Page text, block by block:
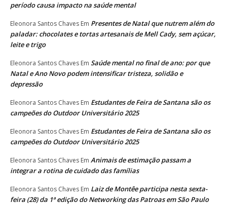
período causa impacto na saúde mental
Eleonora Santos Chaves Em Presentes de Natal que nutrem além do
paladar: chocolates e tortas artesanais de Mell Cady, sem açúcar,
leite e trigo
Eleonora Santos Chaves Em Saúde mental no final de ano: por que
Natal e Ano Novo podem intensificar tristeza, solidão e
depressão
Eleonora Santos Chaves Em Estudantes de Feira de Santana são os
campeões do Outdoor Universitário 2025
Eleonora Santos Chaves Em Estudantes de Feira de Santana são os
campeões do Outdoor Universitário 2025
Eleonora Santos Chaves Em Animais de estimação passam a
integrar a rotina de cuidado das famílias
Eleonora Santos Chaves Em Laiz de Montêe participa nesta sexta-
feira (28) da 1ª edição do Networking das Patroas em São Paulo